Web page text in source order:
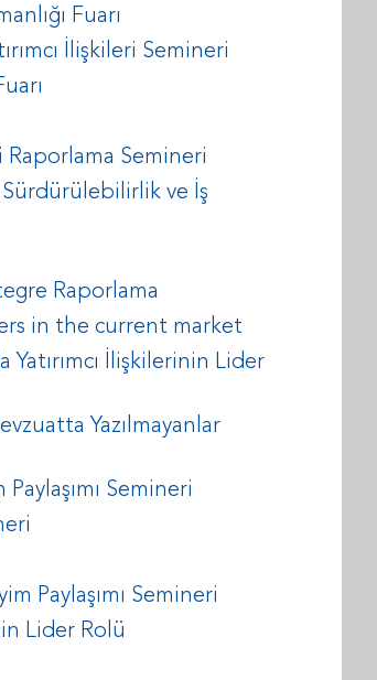
Fuarı
İlişkileri Semineri
Semineri
ve İş
Raporlama
in the current market
İlişkilerinin Lider
Yazılmayanlar
Semineri
Paylaşımı Semineri
Lider Rolü